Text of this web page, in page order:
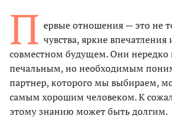
П ервые отношения — это не
чувства, яркие
совместном будущем. Они нередко
печальным, но необходимым
партнер, которого мы выбираем,
самым хорошим человеком. К
этому знанию может быть долгим.